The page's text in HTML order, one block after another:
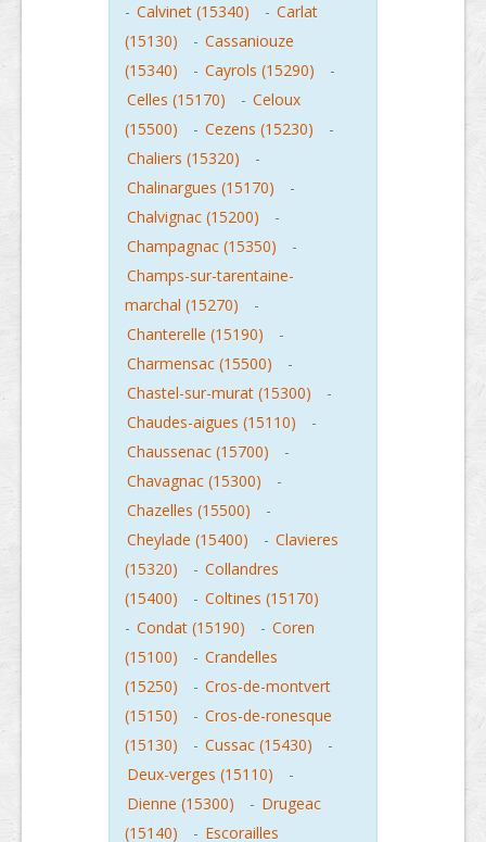
- Calvinet (15340) - Carlat
(15130)
- Cassaniouze
(15340)
- Cayrols (15290)
-
Celles (15170)
- Celoux
(15500)
- Cezens (15230)
-
Chaliers (15320)
-
Chalinargues (15170)
-
Chalvignac (15200)
-
Champagnac (15350)
-
Champs-sur-tarentaine-
marchal (15270)
-
Chanterelle (15190)
-
Charmensac (15500)
-
Chastel-sur-murat (15300)
-
Chaudes-aigues (15110)
-
Chaussenac (15700)
-
Chavagnac (15300)
-
Chazelles (15500)
-
Cheylade (15400)
- Clavieres
(15320)
- Collandres
(15400)
- Coltines (15170)
- Condat (15190) - Coren
(15100)
- Crandelles
(15250)
- Cros-de-montvert
(15150)
- Cros-de-ronesque
(15130)
- Cussac (15430)
-
Deux-verges (15110)
-
Dienne (15300)
- Drugeac
(15140)
- Escorailles